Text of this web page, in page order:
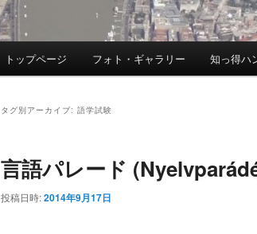
メ
コ
サ
ン
トップページ フォト・ギャラリー 知っ得ハ
タグ別アーカイブ: 語学試験
言語パレード
投稿日時:2014年9月17日